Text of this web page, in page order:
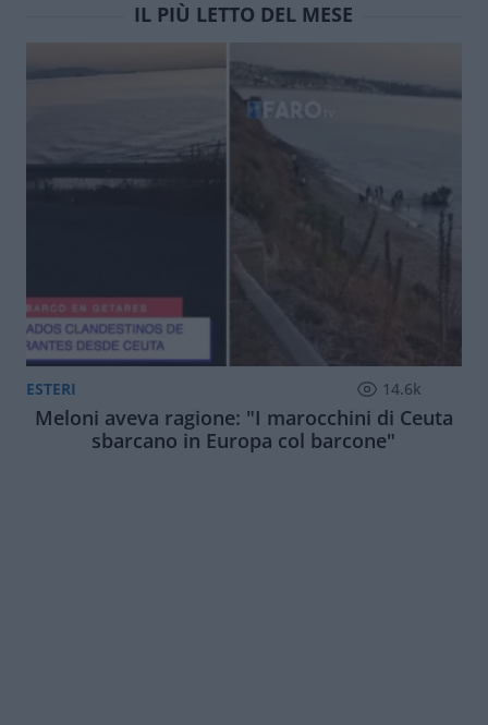
IL PIÙ LETTO DEL MESE
ESTERI 14.6k
Meloni aveva ragione: "I marocchini di Ceuta
sbarcano in Europa col barcone"